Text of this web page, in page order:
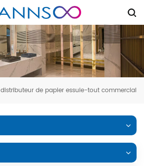
distributeur de papier essuie-tout commercial